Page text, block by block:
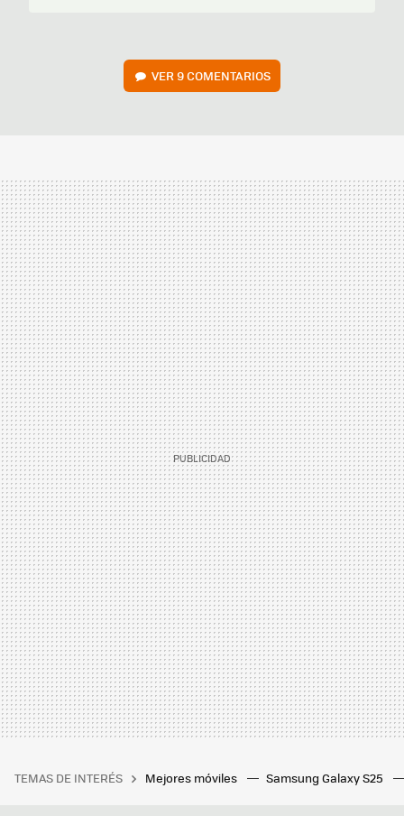
VER 9 COMENTARIOS
TEMAS DE INTERÉS Mejores móviles Samsung Galaxy S25